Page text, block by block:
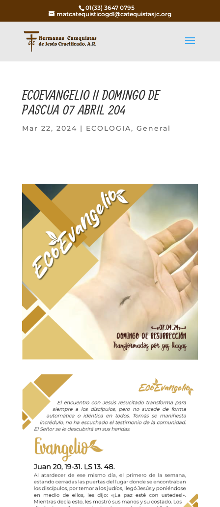
01(33) 3647 0795
matcatequisticogdl@catequistasjc.org
ECOEVANGELIO II DOMINGO DE
PASCUA 07 ABRIL 204
Mar 22, 2024 | ECOLOGIA, General